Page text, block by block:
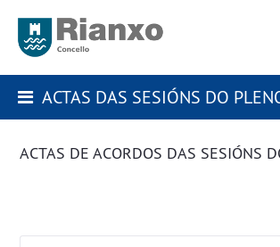
ACTAS DAS SESIÓNS DO